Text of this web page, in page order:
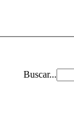
Buscar...